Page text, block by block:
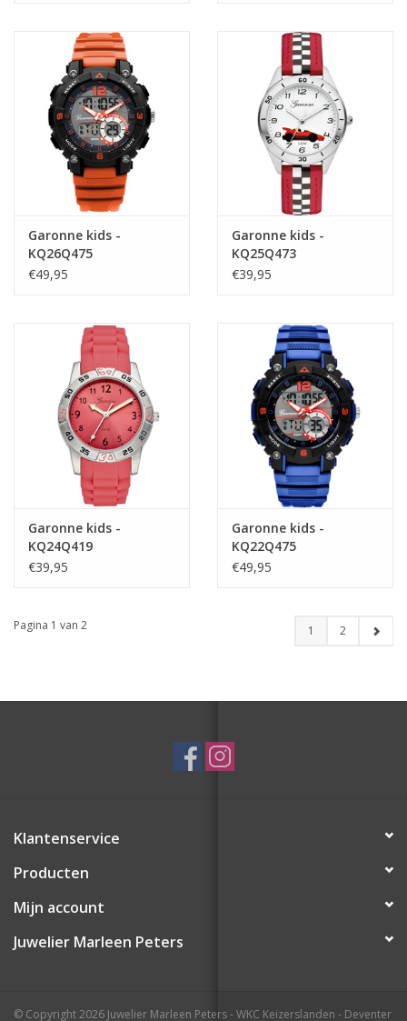
Garonne kids -
KQ26Q475
€49,95
Garonne kids -
KQ25Q473
€39,95
Garonne kids -
KQ24Q419
€39,95
Garonne kids -
KQ22Q475
€49,95
Pagina 1 van 2 1 2
Klantenservice
Producten
Mijn account
Juwelier Marleen Peters
© Copyright 2026 Juwelier Marleen Peters - WKC Keizerslanden - Deventer